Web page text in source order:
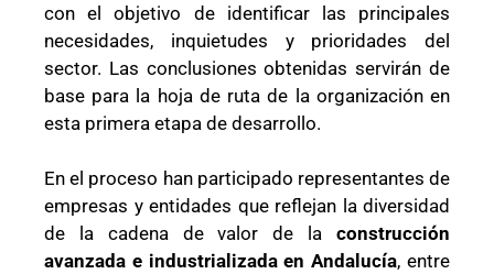
con el objetivo de identificar las principales
necesidades, inquietudes y prioridades del
sector. Las conclusiones obtenidas servirán de
base para la hoja de ruta de la organización en
esta primera etapa de desarrollo.
En el proceso han participado representantes de
empresas y entidades que reflejan la diversidad
de la cadena de valor de la construcción
avanzada e industrializada en Andalucía, entre